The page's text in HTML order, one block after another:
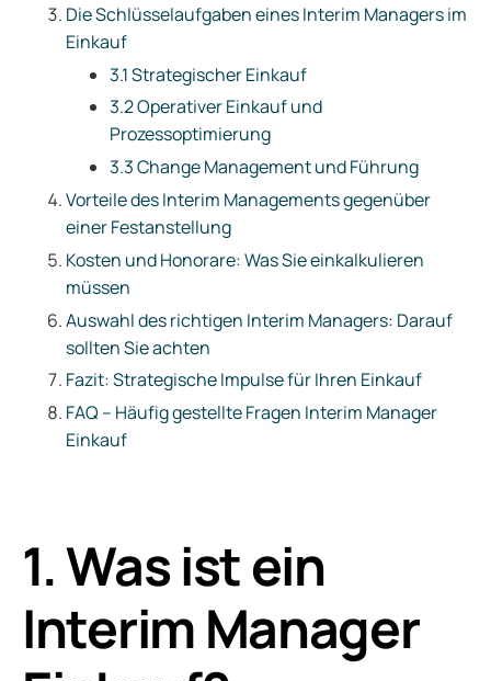
Die Schlüsselaufgaben eines Interim Managers im
Einkauf
3.1 Strategischer Einkauf
3.2 Operativer Einkauf und
Prozessoptimierung
3.3 Change Management und Führung
Vorteile des Interim Managements gegenüber
einer Festanstellung
Kosten und Honorare: Was Sie einkalkulieren
müssen
Auswahl des richtigen Interim Managers: Darauf
sollten Sie achten
Fazit: Strategische Impulse für Ihren Einkauf
FAQ – Häufig gestellte Fragen Interim Manager
Einkauf
1. Was ist ein
Interim Manager